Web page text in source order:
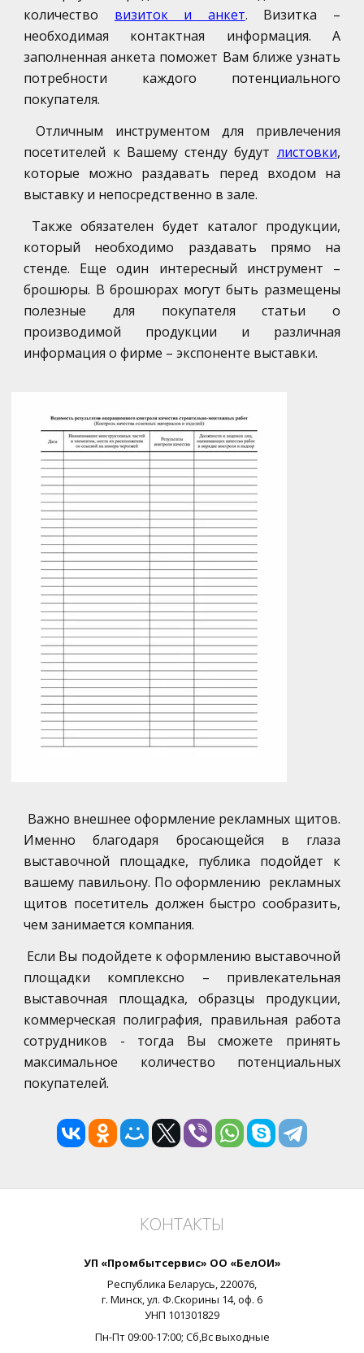
количество визиток и анкет. Визитка –
необходимая контактная информация. А
заполненная анкета поможет Вам ближе узнать
потребности каждого потенциального
покупателя.
Отличным инструментом для привлечения
посетителей к Вашему стенду будут листовки,
которые можно раздавать перед входом на
выставку и непосредственно в зале.
Также обязателен будет каталог продукции,
который необходимо раздавать прямо на
стенде. Еще один интересный инструмент –
брошюры. В брошюрах могут быть размещены
полезные для покупателя статьи о
производимой продукции и различная
информация о фирме – экспоненте выставки.
Важно внешнее оформление рекламных щитов.
Именно благодаря бросающейся в глаза
выставочной площадке, публика подойдет к
вашему павильону. По оформлению рекламных
щитов посетитель должен быстро сообразить,
чем занимается компания.
Если Вы подойдете к оформлению выставочной
площадки комплексно – привлекательная
выставочная площадка, образцы продукции,
коммерческая полиграфия, правильная работа
сотрудников - тогда Вы сможете принять
максимальное количество потенциальных
покупателей.
КОНТАКТЫ
УП «Промбытсервис» ОО «БелОИ»
Республика Беларусь,220076,
г. Минск, ул. Ф.Скорины 14, оф. 6
УНП 101301829
Пн-Пт 09:00-17:00; Сб,Вс выходные